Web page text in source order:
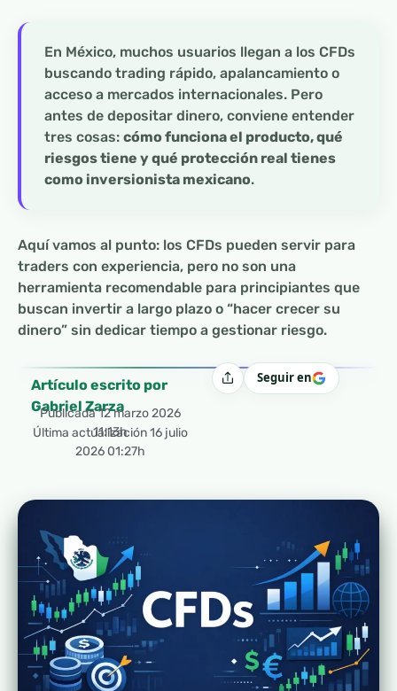
En México, muchos usuarios llegan a los CFDs
buscando trading rápido, apalancamiento o
acceso a mercados internacionales. Pero
antes de depositar dinero, conviene entender
tres cosas: cómo funciona el producto, qué
riesgos tiene y qué protección real tienes
como inversionista mexicano.
Aquí vamos al punto: los CFDs pueden servir para
traders con experiencia, pero no son una
herramienta recomendable para principiantes que
buscan invertir a largo plazo o “hacer crecer su
dinero” sin dedicar tiempo a gestionar riesgo.
Artículo escrito por
Gabriel Zarza
Publicada12 marzo 2026
11:13h
Última actualización 16 julio
2026 01:27h
CompartirSeguir en